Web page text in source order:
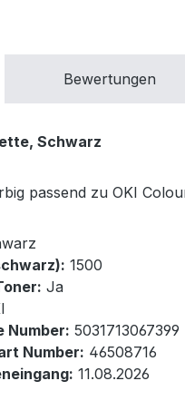
Bewertungen
Schwarz
passend zu OKI
1500
Ja
Number: 5031713067399
Number: 46508716
11.08.2026